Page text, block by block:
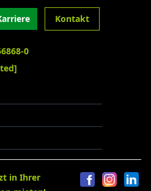
Kontakt
0
in Ihrer